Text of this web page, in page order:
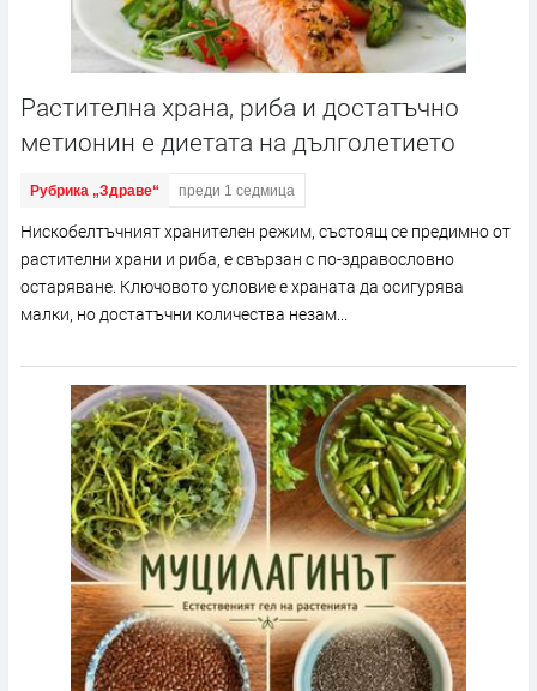
Растителна храна, риба и достатъчно
метионин е диетата на дълголетието
Рубрика „Здраве“ преди 1 седмица
Нискобелтъчният хранителен режим, състоящ се предимно от
растителни храни и риба, е свързан с по-здравословно
остаряване. Ключовото условие е храната да осигурява
малки, но достатъчни количества незам...